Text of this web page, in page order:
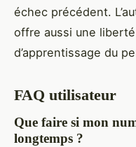
échec précédent.
offre aussi une
d’apprentissage du
FAQ utilisateur
Que faire si mon
longtemps ?